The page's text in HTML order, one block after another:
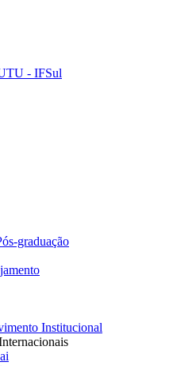
- IFSul
graduação
Institucional